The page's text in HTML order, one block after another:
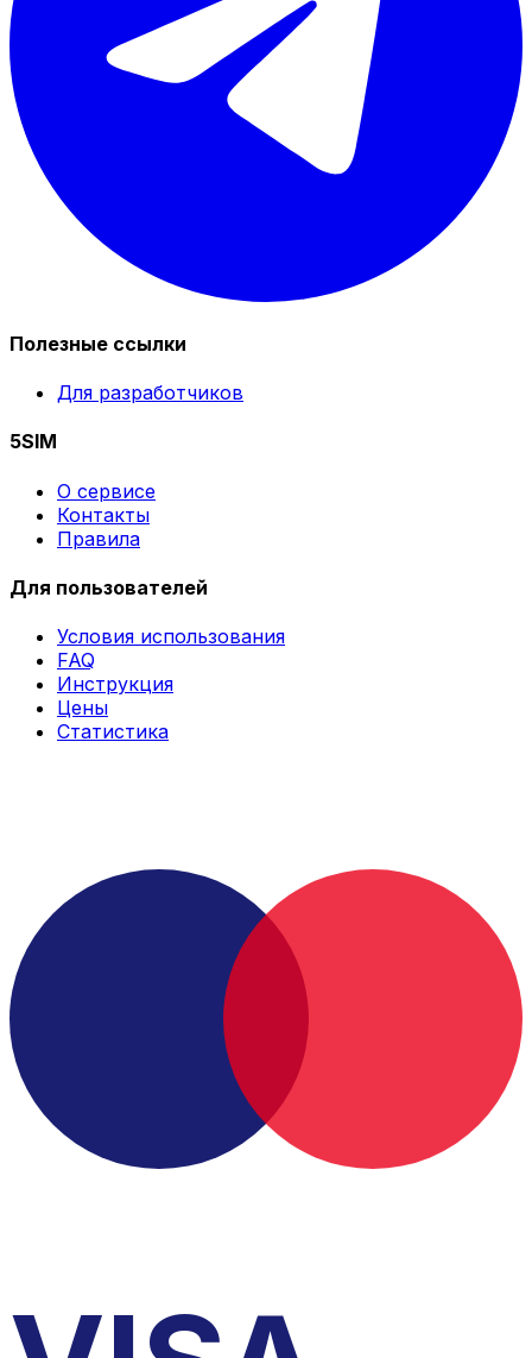
Полезные ссылки
Для разработчиков
5SIM
О сервисе
Контакты
Правила
Для пользователей
Условия использования
FAQ
Инструкция
Цены
Статистика